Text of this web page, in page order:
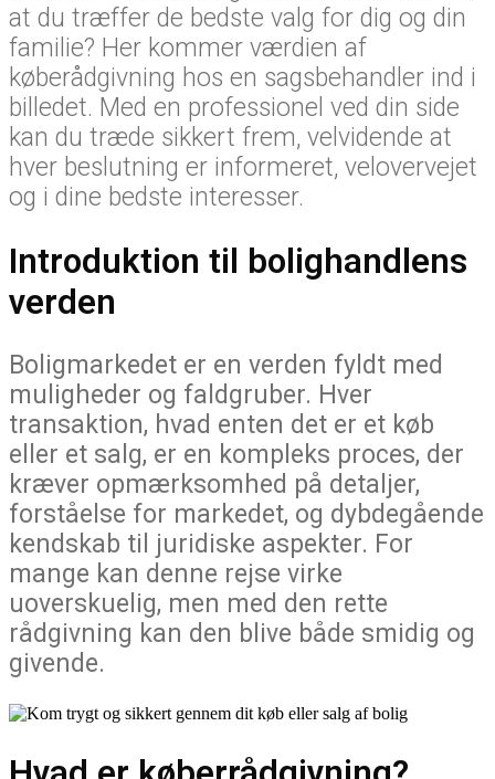
at du træffer de bedste valg for dig og din
familie? Her kommer værdien af
køberådgivning hos en sagsbehandler ind i
billedet. Med en professionel ved din side
kan du træde sikkert frem, velvidende at
hver beslutning er informeret, velovervejet
og i dine bedste interesser.
Introduktion til bolighandlens
verden
Boligmarkedet er en verden fyldt med
muligheder og faldgruber. Hver
transaktion, hvad enten det er et køb
eller et salg, er en kompleks proces, der
kræver opmærksomhed på detaljer,
forståelse for markedet, og dybdegående
kendskab til juridiske aspekter. For
mange kan denne rejse virke
uoverskuelig, men med den rette
rådgivning kan den blive både smidig og
givende.